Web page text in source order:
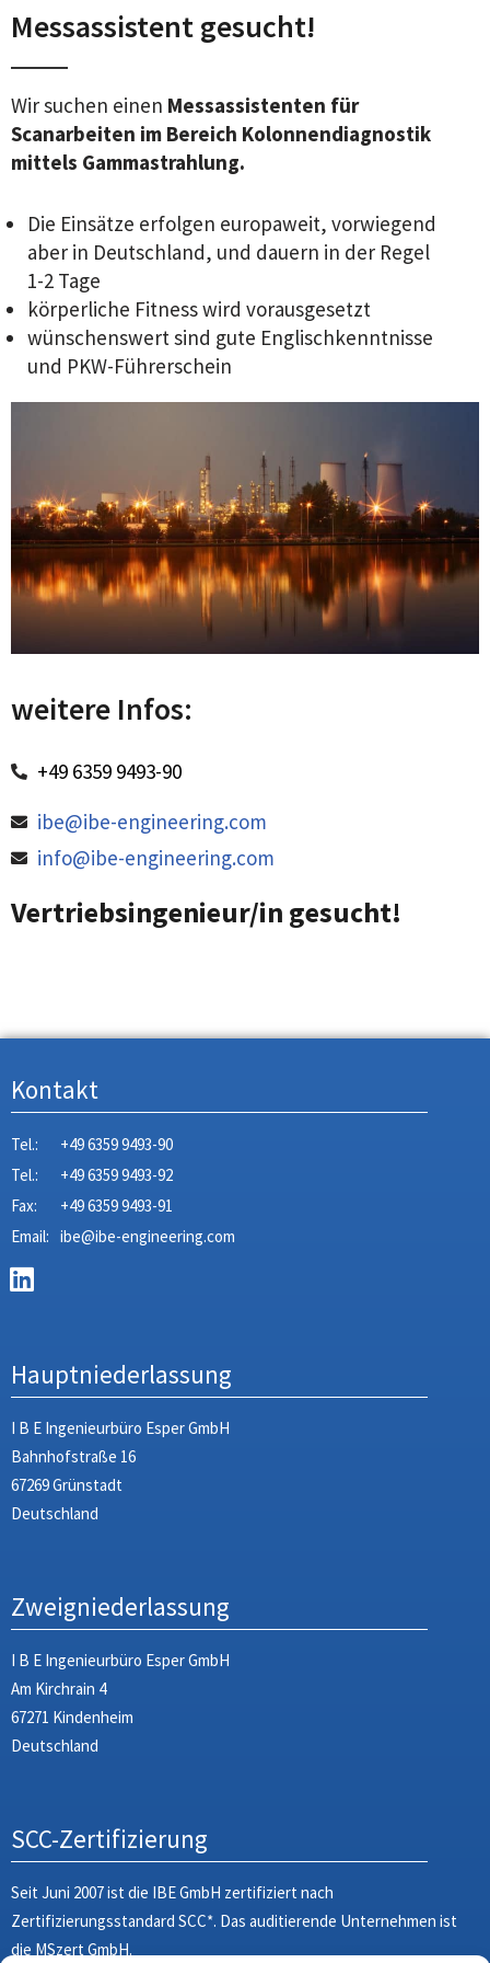
Messassistent gesucht!
Wir suchen einen Messassistenten für
Scanarbeiten im Bereich Kolonnendiagnostik
mittels Gammastrahlung.
Die Einsätze erfolgen europaweit, vorwiegend
aber in Deutschland, und dauern in der Regel
1-2 Tage
körperliche Fitness wird vorausgesetzt
wünschenswert sind gute Englischkenntnisse
und PKW-Führerschein
weitere Infos:
+49 6359 9493-90
ibe@ibe-engineering.com
info@ibe-engineering.com
Vertriebsingenieur/in gesucht!
Kontakt
Tel.:
+49 6359 9493-90
Tel.:
+49 6359 9493-92
Fax:
+49 6359 9493-91
Email: ibe@ibe-engineering.com
Hauptniederlassung
I B E Ingenieurbüro Esper GmbH
Bahnhofstraße 16
67269 Grünstadt
Deutschland
Zweigniederlassung
I B E Ingenieurbüro Esper GmbH
Am Kirchrain 4
67271 Kindenheim
Deutschland
SCC-Zertifizierung
Seit Juni 2007 ist die IBE GmbH zertifiziert nach
Zertifizierungsstandard SCC*. Das auditierende Unternehmen ist
die MSzert GmbH.